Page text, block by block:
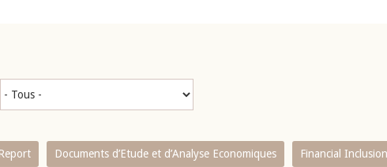
Documents d’Etude et d’Analyse Economiques Financial